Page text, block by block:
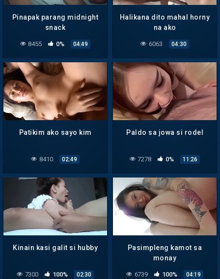
Pinapak parang midnight
snack
8455 0% 04:49
Halikana dito mahal horny
na ako
6063 04:30
Patikim ako sayo kim
8410 02:49
Paldo sa jowa si rodel
7278 0% 11:26
Kinain kasi galit si hubby
7300 100% 02:30
Pasimpleng kamot sa
monay
6739 100% 04:19